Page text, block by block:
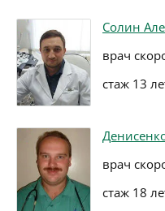
Солин
врач
стаж 13
врач
стаж 18